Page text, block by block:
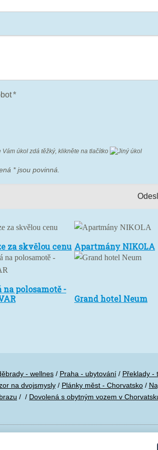
*
Vám úkol zdá těžký, klikněte na tlačítko
*jsou povinná.
za skvělou cenu Apartmány NIKOLA
NIKOLA
na polosamotě -
Grand hotel Neum
Neum
- wellnes/ Praha - ubytování/ Překlady -
na dvojsmysly/ Plánky měst - Chorvatsko/
/ / Dovolená s obytným vozem v